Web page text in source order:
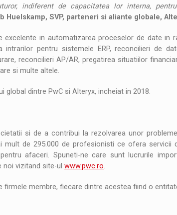
indiferent de capacitatea lor interna,
Huelskamp, SVP, parteneri si aliante globale,
in automatizarea proceselor de date in
pentru sistemele ERP, reconcilieri de
reconcilieri AP/AR, pregatirea situatiilor
si multe altele.
global dintre PwC si Alteryx, incheiat in 2018.
si de a contribui la rezolvarea unor
de 295.000 de profesionisti ce ofera servicii
afaceri. Spuneti-ne care sunt lucrurile
vizitand site-ul www.pwc.ro.
membre, fiecare dintre acestea fiind o